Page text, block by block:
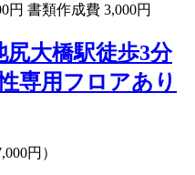
円 書類作成費 3,000円
尻大橋駅徒歩3分
専用フロアあり
円）